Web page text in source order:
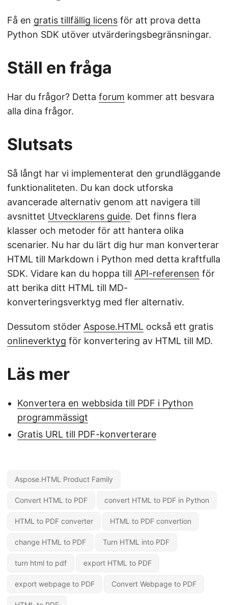
Få en gratis tillfällig licens för att prova detta
Python SDK utöver utvärderingsbegränsningar.
Ställ en fråga
Har du frågor? Detta forum kommer att besvara
alla dina frågor.
Slutsats
Så långt har vi implementerat den grundläggande
funktionaliteten. Du kan dock utforska
avancerade alternativ genom att navigera till
avsnittet Utvecklarens guide. Det finns flera
klasser och metoder för att hantera olika
scenarier. Nu har du lärt dig hur man konverterar
HTML till Markdown i Python med detta kraftfulla
SDK. Vidare kan du hoppa till API-referensen för
att berika ditt HTML till MD-
konverteringsverktyg med fler alternativ.
Dessutom stöder Aspose.HTML också ett gratis
onlineverktyg för konvertering av HTML till MD.
Läs mer
Konvertera en webbsida till PDF i Python
programmässigt
Gratis URL till PDF-konverterare
Aspose.HTML Product Family
Convert HTML to PDF convert HTML to PDF in Python
HTML to PDF converter HTML to PDF convertion
change HTML to PDF Turn HTML into PDF
turn html to pdf export HTML to PDF
export webpage to PDF Convert Webpage to PDF